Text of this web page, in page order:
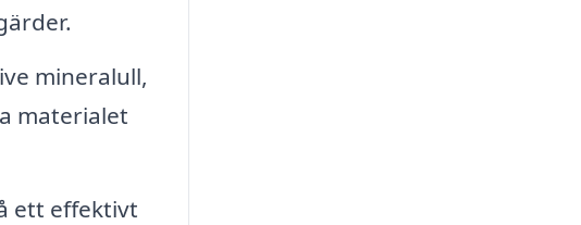
mineralull,
materialet
ett effektivt